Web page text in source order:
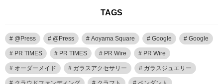
TAGS
@Press @Press Aoyama Square Google Google
PR TIMES PR TIMES PR Wire PR Wire
オーダーメイド ガラスアクセサリー ガラスジュエリー